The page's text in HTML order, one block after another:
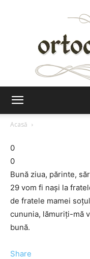
Acasă
0
0
Bună ziua, părinte,
29 vom fi naşi la
de fratele mamei
cununia, lămuriţi-mă
bună.
Share